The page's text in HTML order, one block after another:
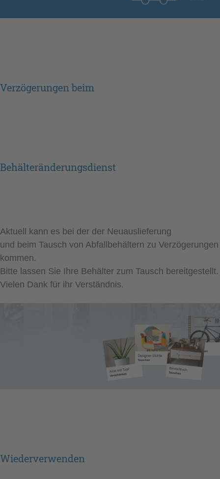
Verzögerungen beim
Behälteränderungsdienst
Aktuell kann es bei der der Neuauslieferung
und beim Tausch von Abfallbehältern zu Verzögerungen
kommen.
Bitte lassen Sie Ihre Behälter zum Tausch bereitgestellt.
Vielen Dank für ihr Verständnis.
Wiederverwenden